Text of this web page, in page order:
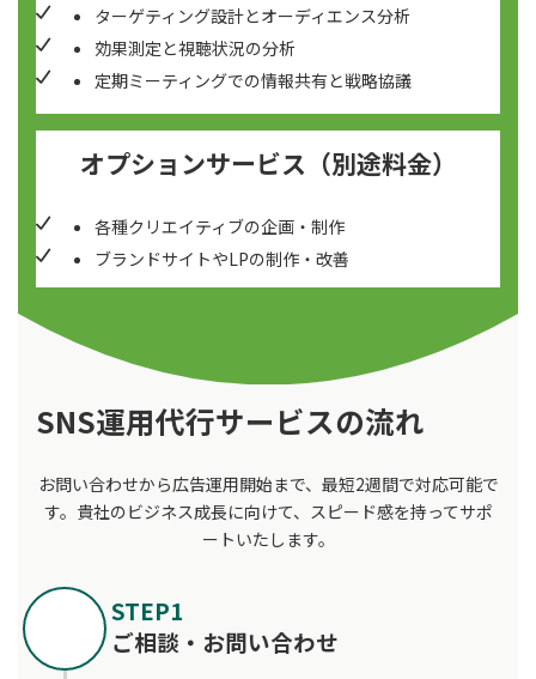
ターゲティング設計とオーディエンス分析
効果測定と視聴状況の分析
定期ミーティングでの情報共有と戦略協議
オプションサービス（別途料金）
各種クリエイティブの企画・制作
ブランドサイトやLPの制作・改善
SNS運用代行サービスの流れ
お問い合わせから広告運用開始まで、最短2週間で対応可能で
す。貴社のビジネス成長に向けて、スピード感を持ってサポ
ートいたします。
STEP1
ご相談・お問い合わせ